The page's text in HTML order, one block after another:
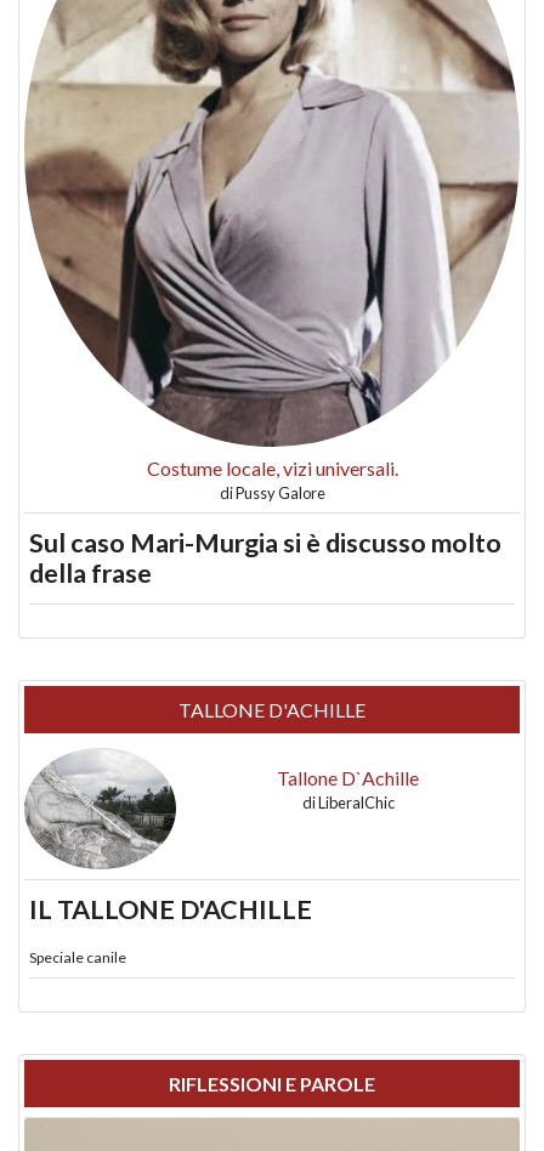
Costume locale, vizi universali.
diPussy Galore
Sul caso Mari-Murgia si è discusso molto
della frase
TALLONE D'ACHILLE
Tallone D`Achille
diLiberalChic
IL TALLONE D'ACHILLE
Speciale canile
RIFLESSIONI E PAROLE